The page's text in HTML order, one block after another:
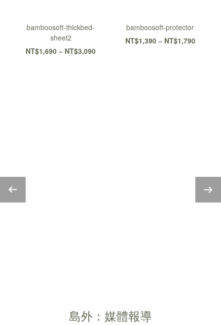
bamboosoft-thickbed-
sheet2
NT$1,690 ~ NT$3,090
bamboosoft-protector
NT$1,390 ~ NT$1,790
島外：媒體報導